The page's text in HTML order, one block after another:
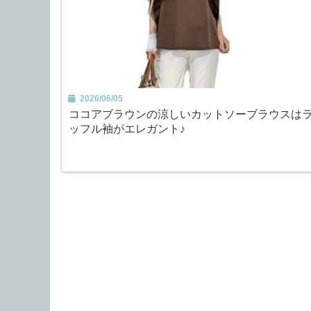
2026/06/05
ココアブラウンの涼しいカットソーブラウスは
ッフル袖がエレガント♪